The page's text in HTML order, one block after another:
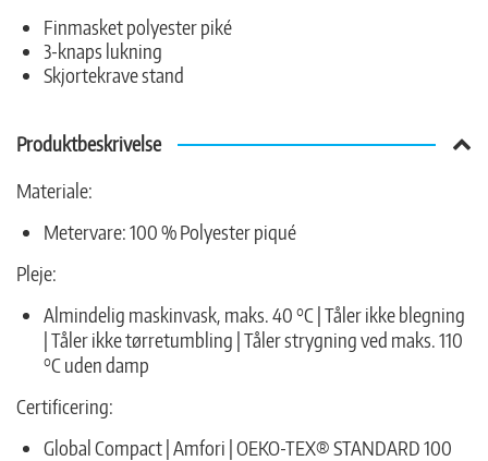
Finmasket polyester piké
3-knaps lukning
Skjortekrave stand
Produktbeskrivelse
Materiale:
Metervare: 100 % Polyester piqué
Pleje:
Almindelig maskinvask, maks. 40 °C | Tåler ikke blegning
| Tåler ikke tørretumbling | Tåler strygning ved maks. 110
°C uden damp
Certificering:
Global Compact | Amfori | OEKO-TEX® STANDARD 100